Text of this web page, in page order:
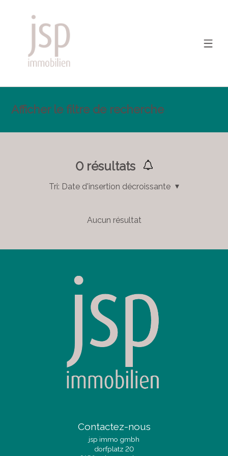
Afficher le filtre de recherche
0résultats
Tri: Date d'insertion décroissante
Aucun résultat
Contactez-nous
jsp immo gmbh
dorfplatz 20